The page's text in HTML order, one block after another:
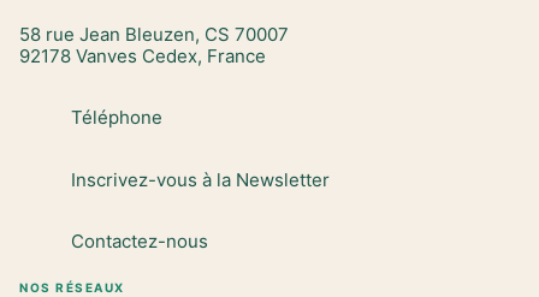
58 rue Jean Bleuzen, CS 70007
92178 Vanves Cedex, France
Téléphone
Inscrivez-vous à la Newsletter
Contactez-nous
NOS RÉSEAUX